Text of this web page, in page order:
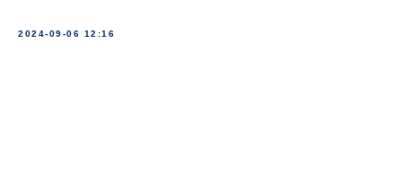
2024-09-06 12:16